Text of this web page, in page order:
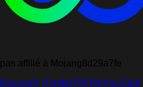
pas affilié à Mojang8d29a7fe
DiscordX (Twitter)TikTokYouTube